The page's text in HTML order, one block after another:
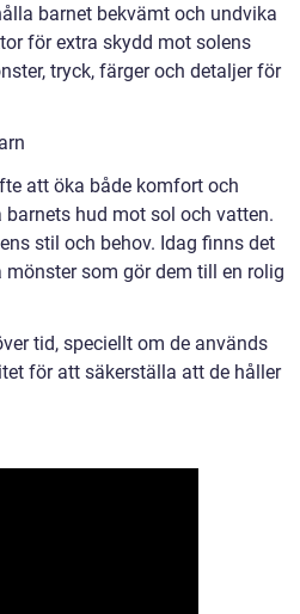
barnet bekvämt och undvika
för extra skydd mot solens
tryck, färger och detaljer för
att öka både komfort och
hud mot sol och vatten.
stil och behov. Idag finns det
som gör dem till en rolig
tid, speciellt om de används
för att säkerställa att de håller